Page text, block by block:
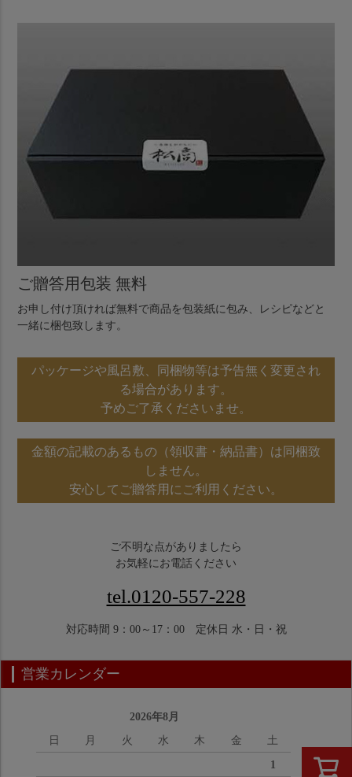
ご贈答用包装 無料
お申し付け頂ければ無料で商品を包装紙に包み、レシピなどと
一緒に梱包致します。
パッケージや風呂敷、同梱物等は予告無く変更され
る場合があります。
予めご了承くださいませ。
金額の記載のあるもの（領収書・納品書）は同梱致
しません。
安心してご贈答用にご利用ください。
ご不明な点がありましたら
お気軽にお電話ください
tel.0120-557-228
対応時間 9：00～17：00 定休日 水・日・祝
営業カレンダー
2026年8月
日 月 火 水 木 金 土
1